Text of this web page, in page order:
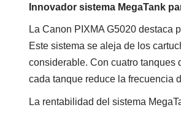
Innovador sistema MegaTank
La Canon PIXMA G5020 destaca
Este sistema se aleja de los
considerable. Con cuatro tanques
cada tanque reduce la frecuencia
La rentabilidad del sistema